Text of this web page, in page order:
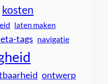
kosten
laten maken
tags navigatie
ontwerp